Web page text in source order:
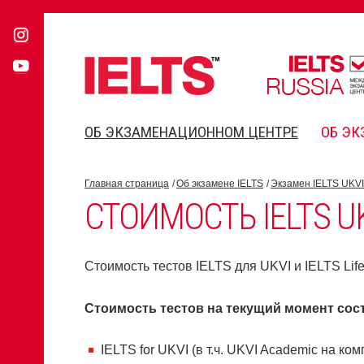
ОБ ЭКЗАМЕНАЦИОННОМ ЦЕНТРЕ ОБ
Главная страница Об экзамене IELTS Экзамен IELTS UKVI
СТОИМОСТЬ IELTS
Стоимость тестов IELTS для UKVI и IELTS
Стоимость тестов на текущий момент
IELTS for UKVI (в т.ч. UKVI Academic на